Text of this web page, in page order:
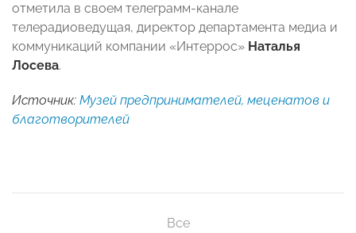
отметила в своем телеграмм-канале
телерадиоведущая, директор департамента медиа и
коммуникаций компании «Интеррос» Наталья
Лосева.
Источник: Музей предпринимателей, меценатов и
благотворителей
Все